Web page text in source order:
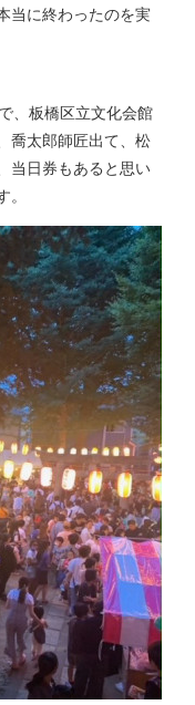
当に終わったのを実
、板橋区立文化会館
喬太郎師匠出て、松
当日券もあると思い